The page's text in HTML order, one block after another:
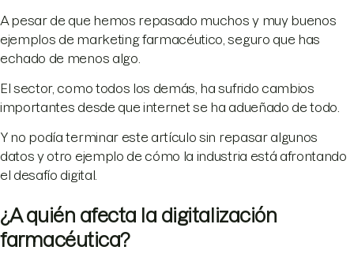
A pesar de que hemos repasado muchos y muy buenos
ejemplos de marketing farmacéutico, seguro que has
echado de menos algo.
El sector, como todos los demás, ha sufrido cambios
importantes desde que internet se ha adueñado de todo.
Y no podía terminar este artículo sin repasar algunos
datos y otro ejemplo de cómo la industria está afrontando
el desafío digital.
¿A quién afecta la digitalización
farmacéutica?